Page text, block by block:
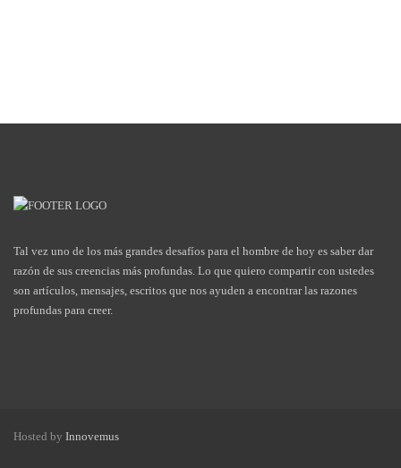
Tal vez uno de los más grandes desafíos para el hombre de hoy es saber dar
razón de sus creencias más profundas. Lo que quiero compartir con ustedes
son artículos, mensajes, escritos que nos ayuden a encontrar las razones
profundas para creer.
Hosted by Innovemus